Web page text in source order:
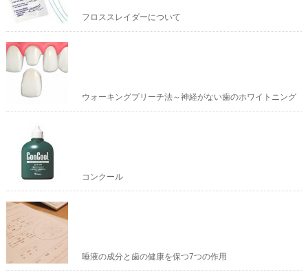
フロススレイダーについて
ウォーキングブリーチ法～神経がない歯のホワイトニング
コンクール
唾液の成分と歯の健康を保つ7つの作用